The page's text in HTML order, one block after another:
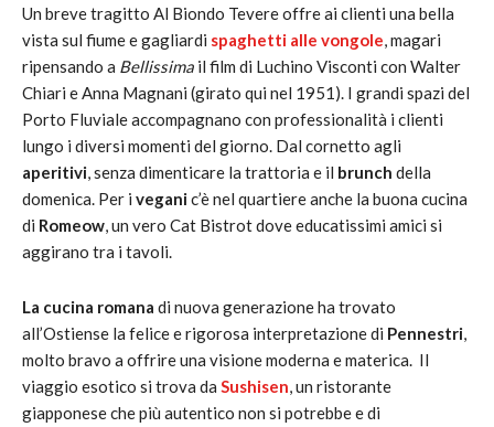
Un breve tragitto Al Biondo Tevere offre ai clienti una bella
vista sul fiume e gagliardi spaghetti alle vongole, magari
ripensando a Bellissima il film di Luchino Visconti con Walter
Chiari e Anna Magnani (girato qui nel 1951). I grandi spazi del
Porto Fluviale accompagnano con professionalità i clienti
lungo i diversi momenti del giorno. Dal cornetto agli
aperitivi, senza dimenticare la trattoria e il brunch della
domenica. Per i veganic’è nel quartiere anche la buona cucina
di Romeow, un vero Cat Bistrot dove educatissimi amici si
aggirano tra i tavoli.
La cucina romana di nuova generazione ha trovato
all’Ostiense la felice e rigorosa interpretazione di Pennestri,
molto bravo a offrire una visione moderna e materica. Il
viaggio esotico si trova da Sushisen, un ristorante
giapponese che più autentico non si potrebbe e di